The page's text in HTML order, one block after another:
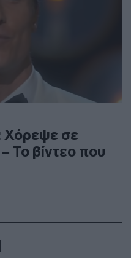
Χόρεψε σε
Το βίντεο που